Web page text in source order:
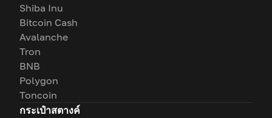
Shiba Inu
Bitcoin Cash
Avalanche
Tron
BNB
Polygon
Toncoin
กระเป๋าสตางค์